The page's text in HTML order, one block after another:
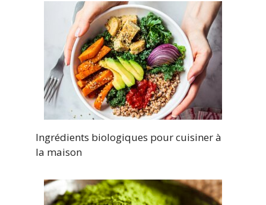
Ingrédients biologiques pour cuisiner à
la maison